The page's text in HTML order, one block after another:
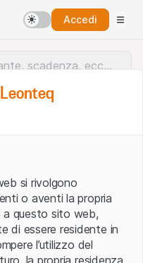
Accedi
si rivolgono
o aventi la propria
a questo sito web,
di essere residente in
l’utilizzo del
la propria residenza